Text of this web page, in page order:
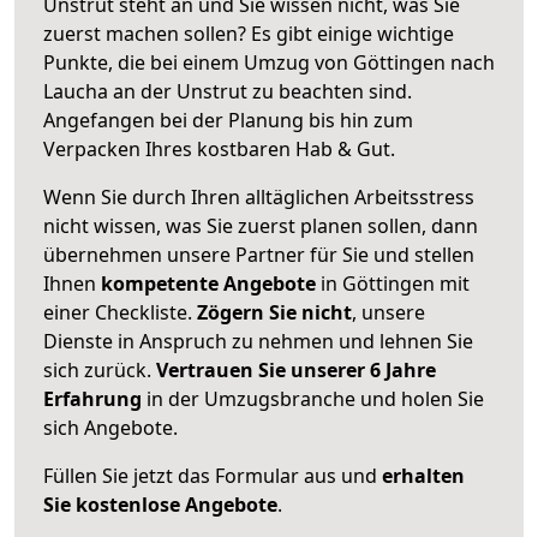
zuerst machen sollen? Es gibt einige wichtige
Punkte, die bei einem Umzug von Göttingen nach
Laucha an der Unstrut zu beachten sind.
Angefangen bei der Planung bis hin zum
Verpacken Ihres kostbaren Hab & Gut.
Wenn Sie durch Ihren alltäglichen Arbeitsstress
nicht wissen, was Sie zuerst planen sollen, dann
übernehmen unsere Partner für Sie und stellen
Ihnen kompetente Angebote in Göttingen mit
einer Checkliste. Zögern Sie nicht, unsere
Dienste in Anspruch zu nehmen und lehnen Sie
sich zurück. Vertrauen Sie unserer 6 Jahre
Erfahrung in der Umzugsbranche und holen Sie
sich Angebote.
Füllen Sie jetzt das Formular aus und erhalten
Sie kostenlose Angebote.